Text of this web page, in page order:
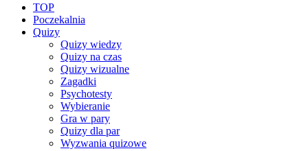
TOP
Poczekalnia
Quizy
Quizy wiedzy
Quizy na czas
Quizy wizualne
Zagadki
Psychotesty
Wybieranie
Gra w pary
Quizy dla par
Wyzwania quizowe